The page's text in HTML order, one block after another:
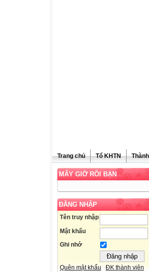
Trang chủ Tổ KHTN
MẤY GIỜ RỒI BẠN
ĐĂNG NHẬP
Tên truy nhập
Mật khẩu
Ghi nhớ
Quên mật khẩu ĐK thành viên